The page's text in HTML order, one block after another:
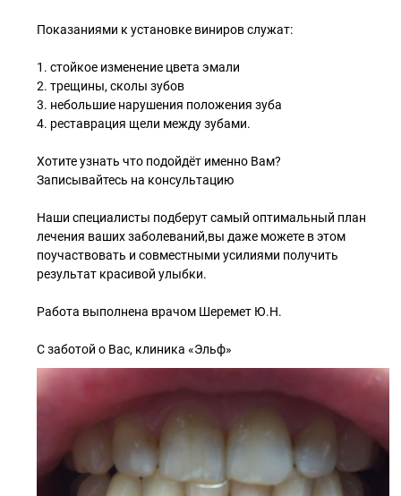
Показаниями к установке виниров служат:
1. стойкое изменение цвета эмали
2. трещины, сколы зубов
3. небольшие нарушения положения зуба
4. реставрация щели между зубами.
Хотите узнать что подойдёт именно Вам?
Записывайтесь на консультацию
Наши специалисты подберут самый оптимальный план
лечения ваших заболеваний,вы даже можете в этом
поучаствовать и совместными усилиями получить
результат красивой улыбки.
Работа выполнена врачом Шеремет Ю.Н.
С заботой о Вас, клиника «Эльф»